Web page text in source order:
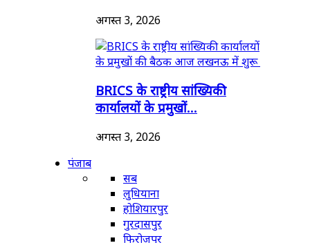
अगस्त 3, 2026
BRICS के राष्ट्रीय सांख्यिकी
कार्यालयों के प्रमुखों...
अगस्त 3, 2026
पंजाब
सब
लुधियाना
होशियारपुर
गुरदासपुर
फिरोजपुर